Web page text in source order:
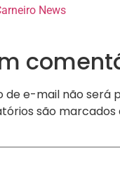
News
de e-mail não será
são marcados